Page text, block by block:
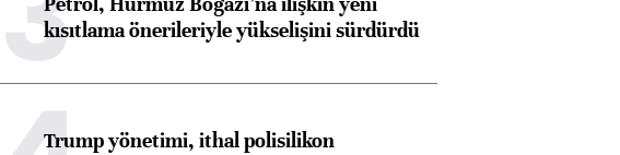
kısıtlama önerileriyle yükselişini sürdürdü
Trump yönetimi, ithal polisilikon